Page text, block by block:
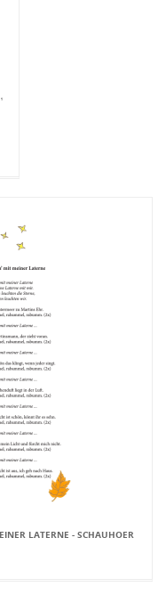
LATERNE - SCHAUHOER